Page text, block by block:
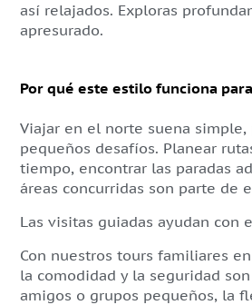
así relajados. Exploras
apresurado.
Por qué este estilo funciona
Viajar en el norte suena simple,
pequeños desafíos. Planear
tiempo, encontrar las paradas
áreas concurridas son parte de
Las visitas guiadas ayudan con
Con nuestros tours familiares
la comodidad y la seguridad
amigos o grupos pequeños, la